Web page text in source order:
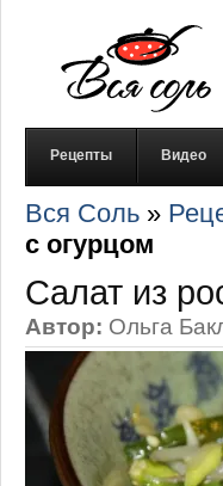
Рецепты Видео
Вся Соль »
с огурцом
Салат из
Автор: Ольга